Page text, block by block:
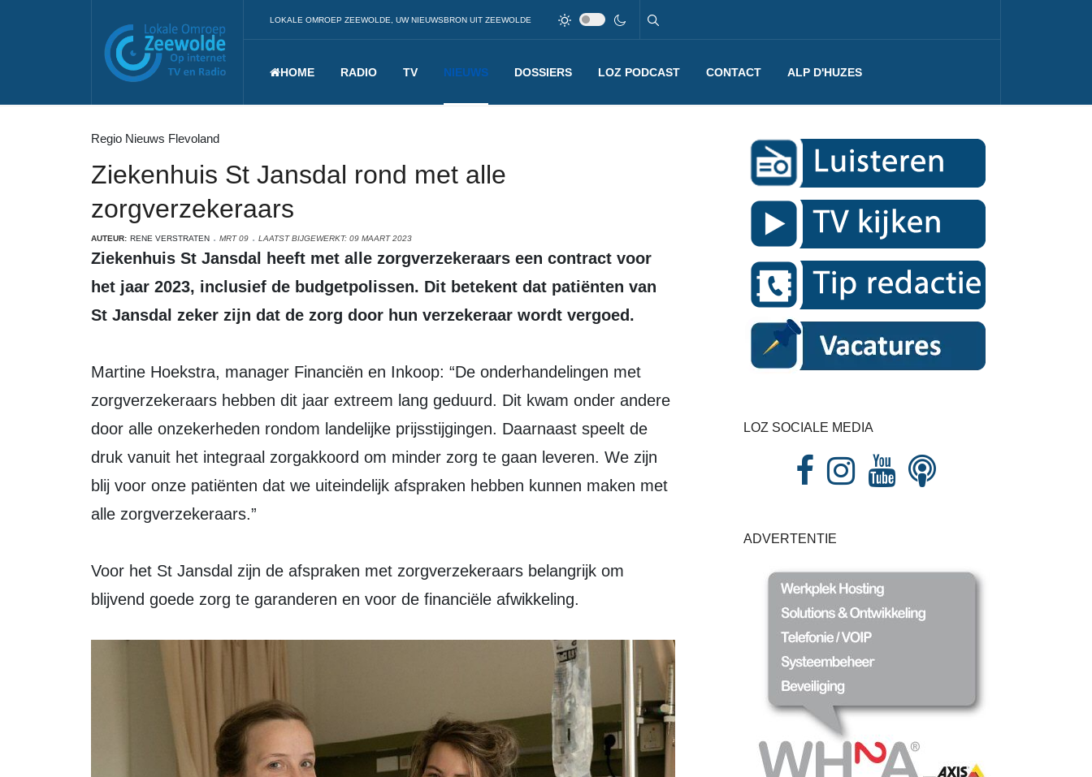
LOKALE OMROEP ZEEWOLDE, UW NIEUWSBRON UIT ZEEWOLDE
HOME RADIO TV NIEUWS DOSSIERS LOZ PODCAST CONTACT ALP D'HUZES
Regio Nieuws Flevoland
Ziekenhuis St Jansdal rond met alle
zorgverzekeraars
AUTEUR: RENE VERSTRATEN MRT 09 LAATST BIJGEWERKT: 09 MAART 2023
Ziekenhuis St Jansdal heeft met alle zorgverzekeraars een contract voor
het jaar 2023, inclusief de budgetpolissen. Dit betekent dat patiënten van
St Jansdal zeker zijn dat de zorg door hun verzekeraar wordt vergoed.
Martine Hoekstra, manager Financiën en Inkoop: “De onderhandelingen met
zorgverzekeraars hebben dit jaar extreem lang geduurd. Dit kwam onder andere
door alle onzekerheden rondom landelijke prijsstijgingen. Daarnaast speelt de
druk vanuit het integraal zorgakkoord om minder zorg te gaan leveren. We zijn
blij voor onze patiënten dat we uiteindelijk afspraken hebben kunnen maken met
alle zorgverzekeraars.”
Voor het St Jansdal zijn de afspraken met zorgverzekeraars belangrijk om
blijvend goede zorg te garanderen en voor de financiële afwikkeling.
LOZ SOCIALE MEDIA
ADVERTENTIE